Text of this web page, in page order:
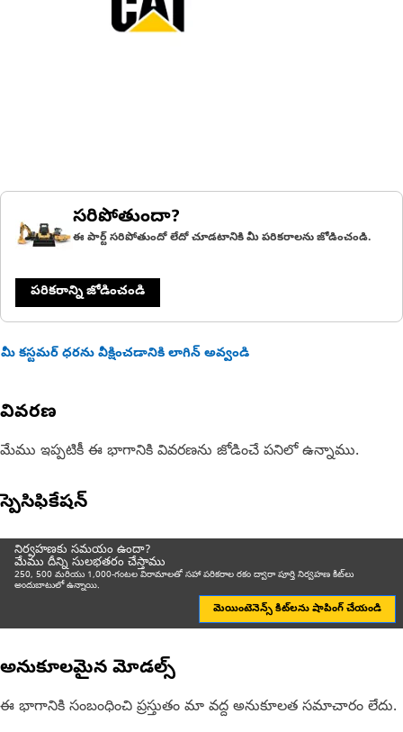
సరిపోతుందా?
ఈ పార్ట్ సరిపోతుందో లేదో చూడటానికి మీ పరికరాలను జోడించండి.
పరికరాన్ని జోడించండి
మీ కస్టమర్ ధరను వీక్షించడానికి లాగిన్ అవ్వండి
వివరణ
మేము ఇప్పటికీ ఈ భాగానికి వివరణను జోడించే పనిలో ఉన్నాము.
స్పెసిఫికేషన్
నిర్వహణకు సమయం ఉందా?
మేము దీన్ని సులభతరం చేస్తాము
250, 500 మరియు 1,000-గంటల విరామాలతో సహా పరికరాల రకం ద్వారా పూర్తి నిర్వహణ కిట్‌లు
అందుబాటులో ఉన్నాయి.
మెయింటెనెన్స్ కిట్‌లను షాపింగ్ చేయండి
అనుకూలమైన మోడల్స్
ఈ భాగానికి సంబంధించి ప్రస్తుతం మా వద్ద అనుకూలత సమాచారం లేదు.